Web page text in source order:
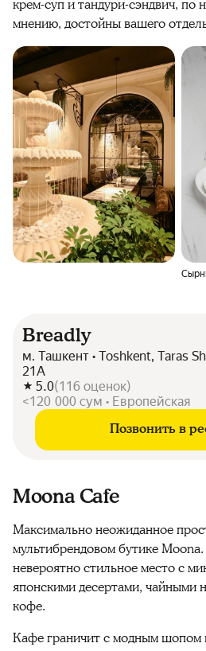
крем-суп и тандури-сэндвич, по
мнению, достойны вашего
Breadly
м. Ташкент • Toshkent, Taras
21А
5.0(116 оценок)
<120 000 сум • Европейская
Позвонить в
Moona Cafe
Максимально неожиданное
мультибрендовом бутике
невероятно стильное место с
японскими десертами, чайными
кофе.
Кафе граничит с модным шопом